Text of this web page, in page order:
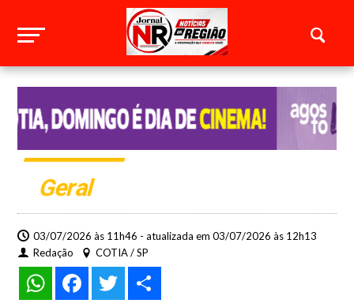
Geral
03/07/2026 às 11h46 - atualizada em 03/07/2026 às 12h13
Redação
COTIA / SP
WhatsAppFacebookTwitter